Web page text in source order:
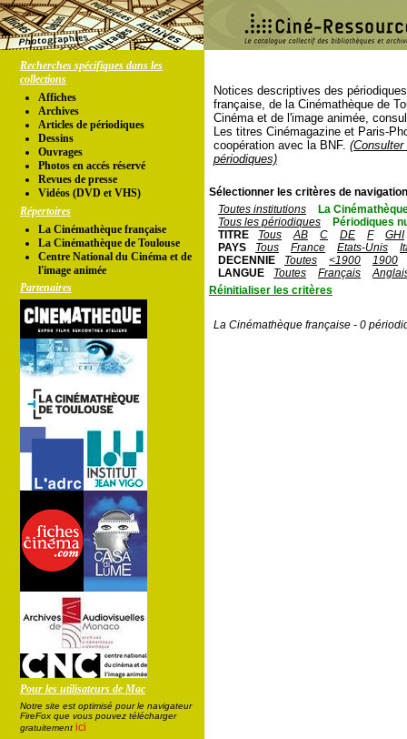
Recherches spécifiques dans les
collections
Affiches
Archives
Articles de périodiques
Dessins
Ouvrages
Photos en accés réservé
Revues de presse
Vidéos (DVD et VHS)
Répertoires
La Cinémathèque française
La Cinémathèque de Toulouse
Centre National du Cinéma et de
l'image animée
Partenaires
Pour les utilisateurs de Mac
Notre site est optimisé pour le navigateur
FireFox que vous pouvez télécharger
gratuitement ici
Notices descriptives des
française, de la Cinémathèque de
Cinéma et de l'image animée,
Les titres Cinémagazine et Paris-
coopération avec la BNF.
périodiques)
Sélectionner les critères de
Toutes institutions
La
Tous les périodiques
Périodiques
TITRE
Tous AB C DE F
GHI
PAYS
Tous France Etats-Unis
DECENNIE
Toutes <1900
1900
LANGUE
Toutes Français
Réinitialiser les critères
La Cinémathèque française - 0